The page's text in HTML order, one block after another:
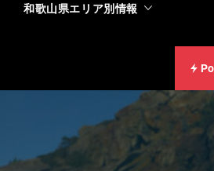
ュ
和歌山県エリア別情報